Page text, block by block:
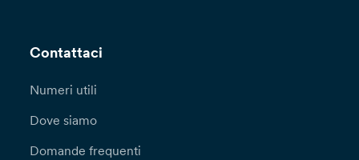
Contattaci
Numeri utili
Dove siamo
Domande frequenti